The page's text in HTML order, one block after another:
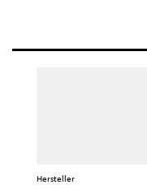
Hersteller